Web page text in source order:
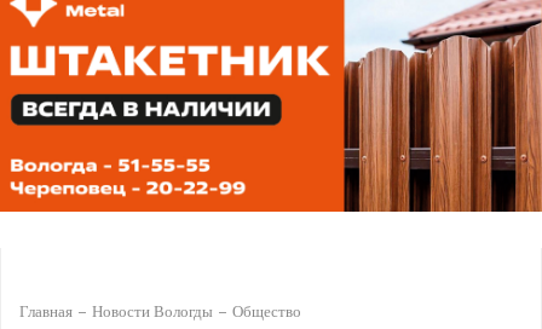
Главная Новости Вологды Общество